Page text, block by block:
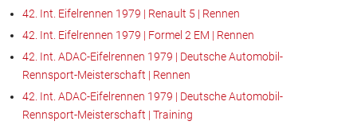
42. Int. Eifelrennen 1979 | Renault 5 | Rennen
42. Int. Eifelrennen 1979 | Formel 2 EM | Rennen
42. Int. ADAC-Eifelrennen 1979 | Deutsche Automobil-
Rennsport-Meisterschaft | Rennen
42. Int. ADAC-Eifelrennen 1979 | Deutsche Automobil-
Rennsport-Meisterschaft | Training